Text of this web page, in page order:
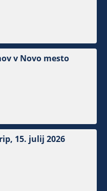
v Novo mesto
15. julij 2026